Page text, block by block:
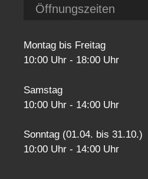
Öffnungszeiten
Montag bis Freitag
10:00 Uhr - 18:00 Uhr
Samstag
10:00 Uhr - 14:00 Uhr
Sonntag (01.04. bis 31.10.)
10:00 Uhr - 14:00 Uhr